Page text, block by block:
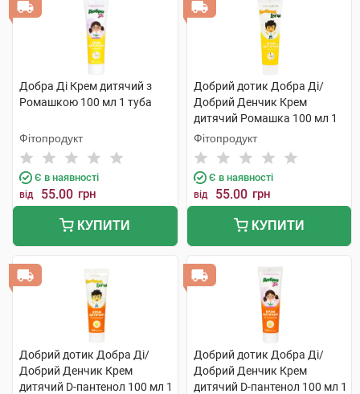
Добра Ді Крем дитячий з
Ромашкою 100 мл 1 туба
Фітопродукт
Є в наявності
від 55.00 грн
КУПИТИ
Добрий дотик Добра Ді/
Добрий Денчик Крем
дитячий Ромашка 100 мл 1
туба
Фітопродукт
Є в наявності
від 55.00 грн
КУПИТИ
Добрий дотик Добра Ді/
Добрий Денчик Крем
дитячий D-пантенол 100 мл 1
Добрий дотик Добра Ді/
Добрий Денчик Крем
дитячий D-пантенол 100 мл 1